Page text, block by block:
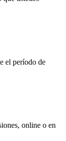
el período de
online o en